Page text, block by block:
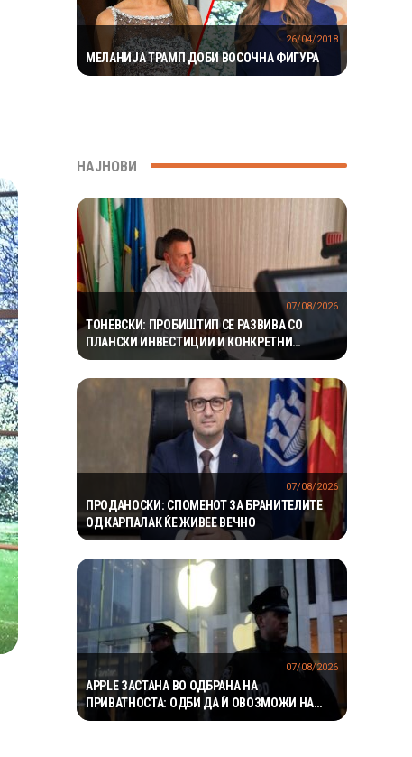
МЕЛАНИЈА ТРАМП ДОБИ ВОСОЧНА ФИГУРА
26/04/2018
НАЈНОВИ
ТОНЕВСКИ: ПРОБИШТИП СЕ РАЗВИВА СО
ПЛАНСКИ ИНВЕСТИЦИИ И КОНКРЕТНИ
ПРОЕКТИ
07/08/2026
ПРОДАНОСКИ: СПОМЕНОТ ЗА БРАНИТЕЛИТЕ
ОД КАРПАЛАК ЌЕ ЖИВЕЕ ВЕЧНО
07/08/2026
APPLE ЗАСТАНА ВО ОДБРАНА НА
ПРИВАТНОСТА: ОДБИ ДА Ѝ ОВОЗМОЖИ НА
ПОЛИЦИЈАТА ПРИСТАП ДО ICLOUD
07/08/2026